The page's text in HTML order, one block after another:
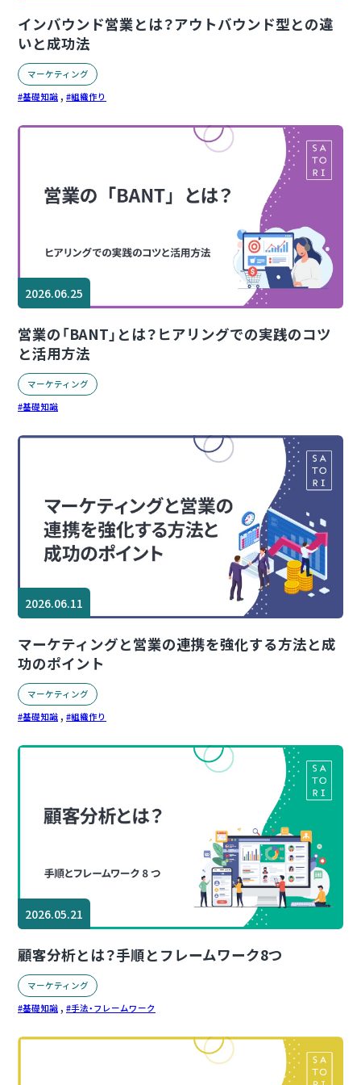
インバウンド営業とは？アウトバウンド型との違
いと成功法
マーケティング
基礎知識 , 組織作り
2026.06.25
営業の「BANT」とは？ヒアリングでの実践のコツ
と活用方法
マーケティング
基礎知識
2026.06.11
マーケティングと営業の連携を強化する方法と成
功のポイント
マーケティング
基礎知識 , 組織作り
2026.05.21
顧客分析とは？手順とフレームワーク8つ
マーケティング
基礎知識 , 手法・フレームワーク